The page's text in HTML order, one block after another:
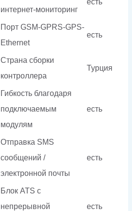
интернет-мониторинг
Порт GSM-GPRS-GPS-
Ethernet
есть
Страна сборки
контроллера
Турция
Гибкость благодаря
подключаемым
модулям
есть
Отправка SMS
сообщений /
электронной почты
есть
Блок ATS с
непрерывной
есть